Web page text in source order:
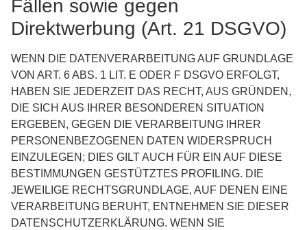
Fällen sowie gegen
Direktwerbung (Art. 21 DSGVO)
WENN DIE DATENVERARBEITUNG AUF GRUNDLAGE
VON ART. 6 ABS. 1 LIT. E ODER F DSGVO ERFOLGT,
HABEN SIE JEDERZEIT DAS RECHT, AUS GRÜNDEN,
DIE SICH AUS IHRER BESONDEREN SITUATION
ERGEBEN, GEGEN DIE VERARBEITUNG IHRER
PERSONENBEZOGENEN DATEN WIDERSPRUCH
EINZULEGEN; DIES GILT AUCH FÜR EIN AUF DIESE
BESTIMMUNGEN GESTÜTZTES PROFILING. DIE
JEWEILIGE RECHTSGRUNDLAGE, AUF DENEN EINE
VERARBEITUNG BERUHT, ENTNEHMEN SIE DIESER
DATENSCHUTZERKLÄRUNG. WENN SIE